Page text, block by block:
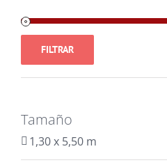
Precio
mínimo
Precio
máximo
FILTRAR
Tamaño
1,30 x 5,50 m